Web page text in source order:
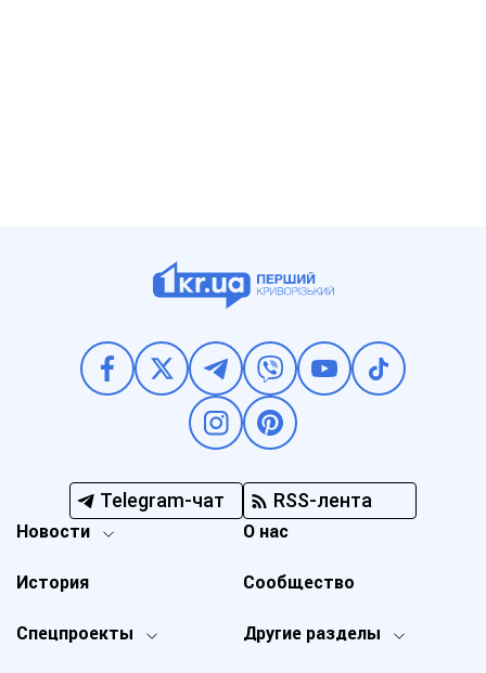
Telegram-чат RSS-лента
Новости
Спецпроекты Другие разделы
История
О нас
Сообщество